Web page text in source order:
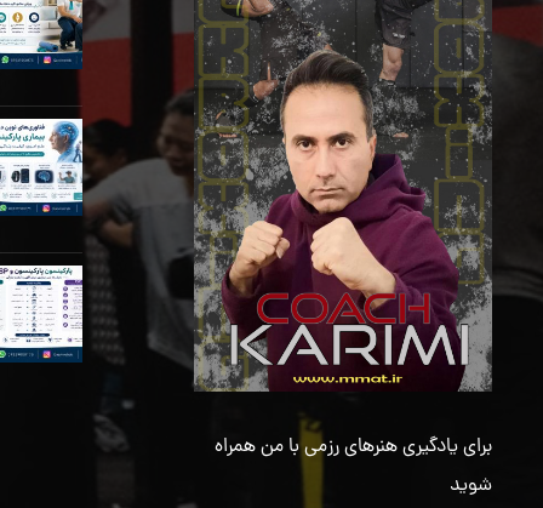
برای یادگیری هنرهای رزمی با من همراه
شوید